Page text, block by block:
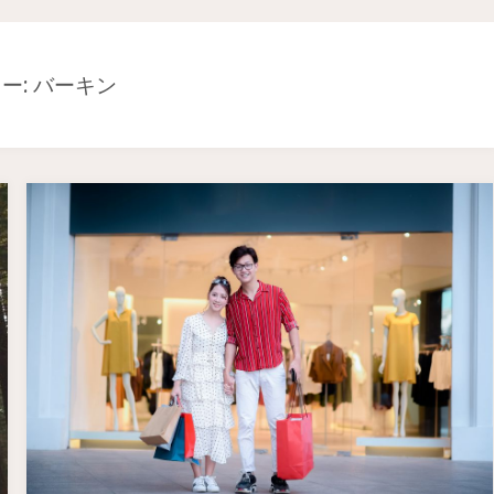
: バーキン